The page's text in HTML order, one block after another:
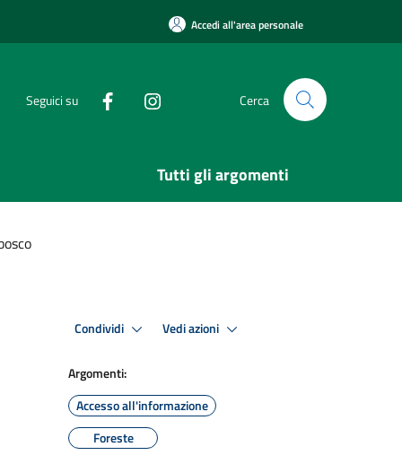
Accedi all'area personale
Seguici su Cerca
Tutti gli argomenti
Condividi Vedi azioni
Argomenti:
Accesso all'informazione
Foreste